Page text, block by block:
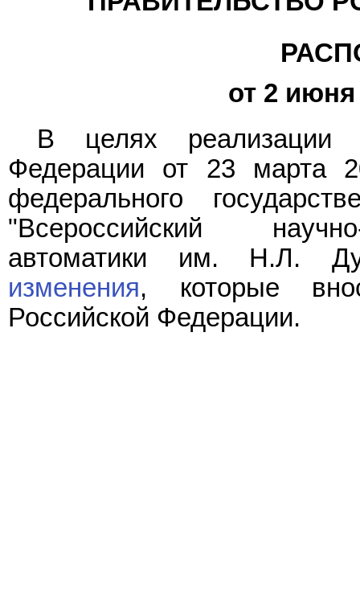
от 2 июня
В целях
Федерации от 23 марта
федерального
"Всероссийский
автоматики им. Н.Л.
изменения, которые
Российской Федерации.